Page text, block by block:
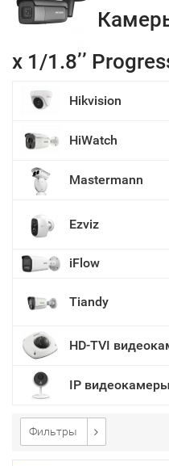
х 1/1.8’’
Hikvision
HiWatch
Mastermann
Ezviz
iFlow
Tiandy
HD-TVI
IP видеокамеры
Фильтры